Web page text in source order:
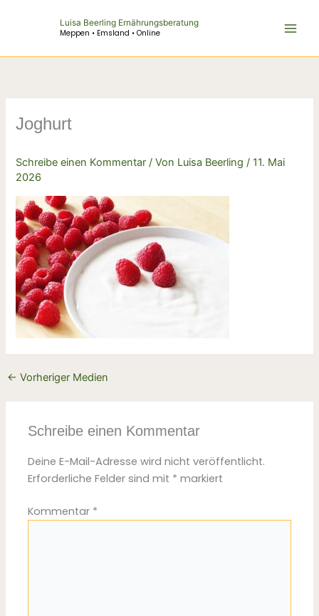
Luisa Beerling Ernährungsberatung
Meppen • Emsland • Online
Joghurt
Schreibe einen Kommentar / Von Luisa Beerling/11. Mai
2026
← Vorheriger Medien
Schreibe einen Kommentar
Deine E-Mail-Adresse wird nicht veröffentlicht.
Erforderliche Felder sind mit * markiert
Kommentar *